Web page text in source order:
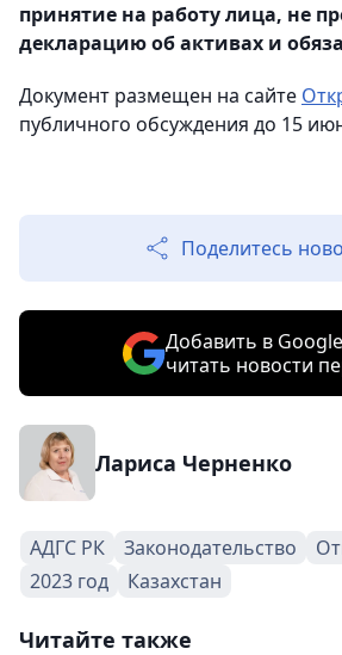
принятие на работу лица, не
декларацию об активах и
Документ размещен на сайте
публичного обсуждения до 15
Поделитесь
Добавить в
читать новости
Лариса Черненко
АДГС РК Законодательство
2023 год
Казахстан
Читайте также